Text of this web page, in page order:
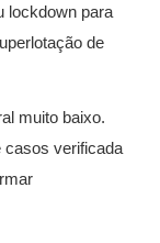
lockdown para
de
muito baixo.
casos verificada